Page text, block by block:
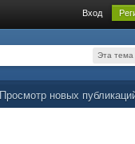
Вход
Эта тема
Просмотр новых